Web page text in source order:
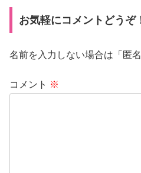
お気軽にコメントどうぞ
名前を入力しない場合は「匿
コメント ※